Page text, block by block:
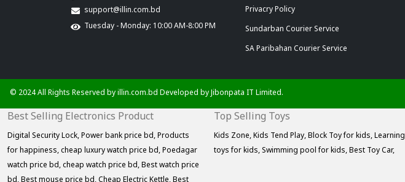
support@illin.com.bd
Tuesday - Monday: 10:00 AM-8:00 PM
Privacry Policy
Sundarban Courier Service
SA Paribahan Courier Service
© 2024 All Rights Reserved by illin.com.bd Developed byJibonpata IT Limited.
Best Selling Electronics Product
Digital Security Lock,Power bank price bd,Products
for happiness,cheap luxury watch price bd,Poedagar
watch price bd,cheap watch price bd,Best watch price
bd,Best mouse price bd,Cheap Electric Kettle,Best
Top Selling Toys
Kids Zone,Kids Tend Play,Block Toy for kids,Learning
toys for kids,Swimming pool for kids,Best Toy Car,